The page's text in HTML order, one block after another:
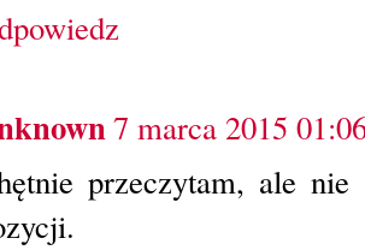
7 marca 2015
przeczytam, ale